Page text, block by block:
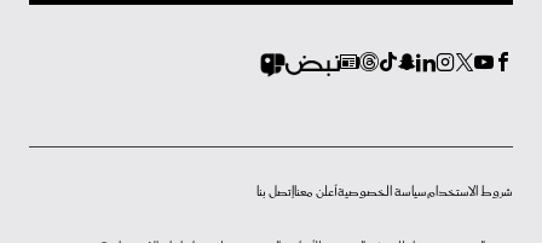
شروط الاستخدامسياسة الخصوصيةأعلن معناإتصل بنا